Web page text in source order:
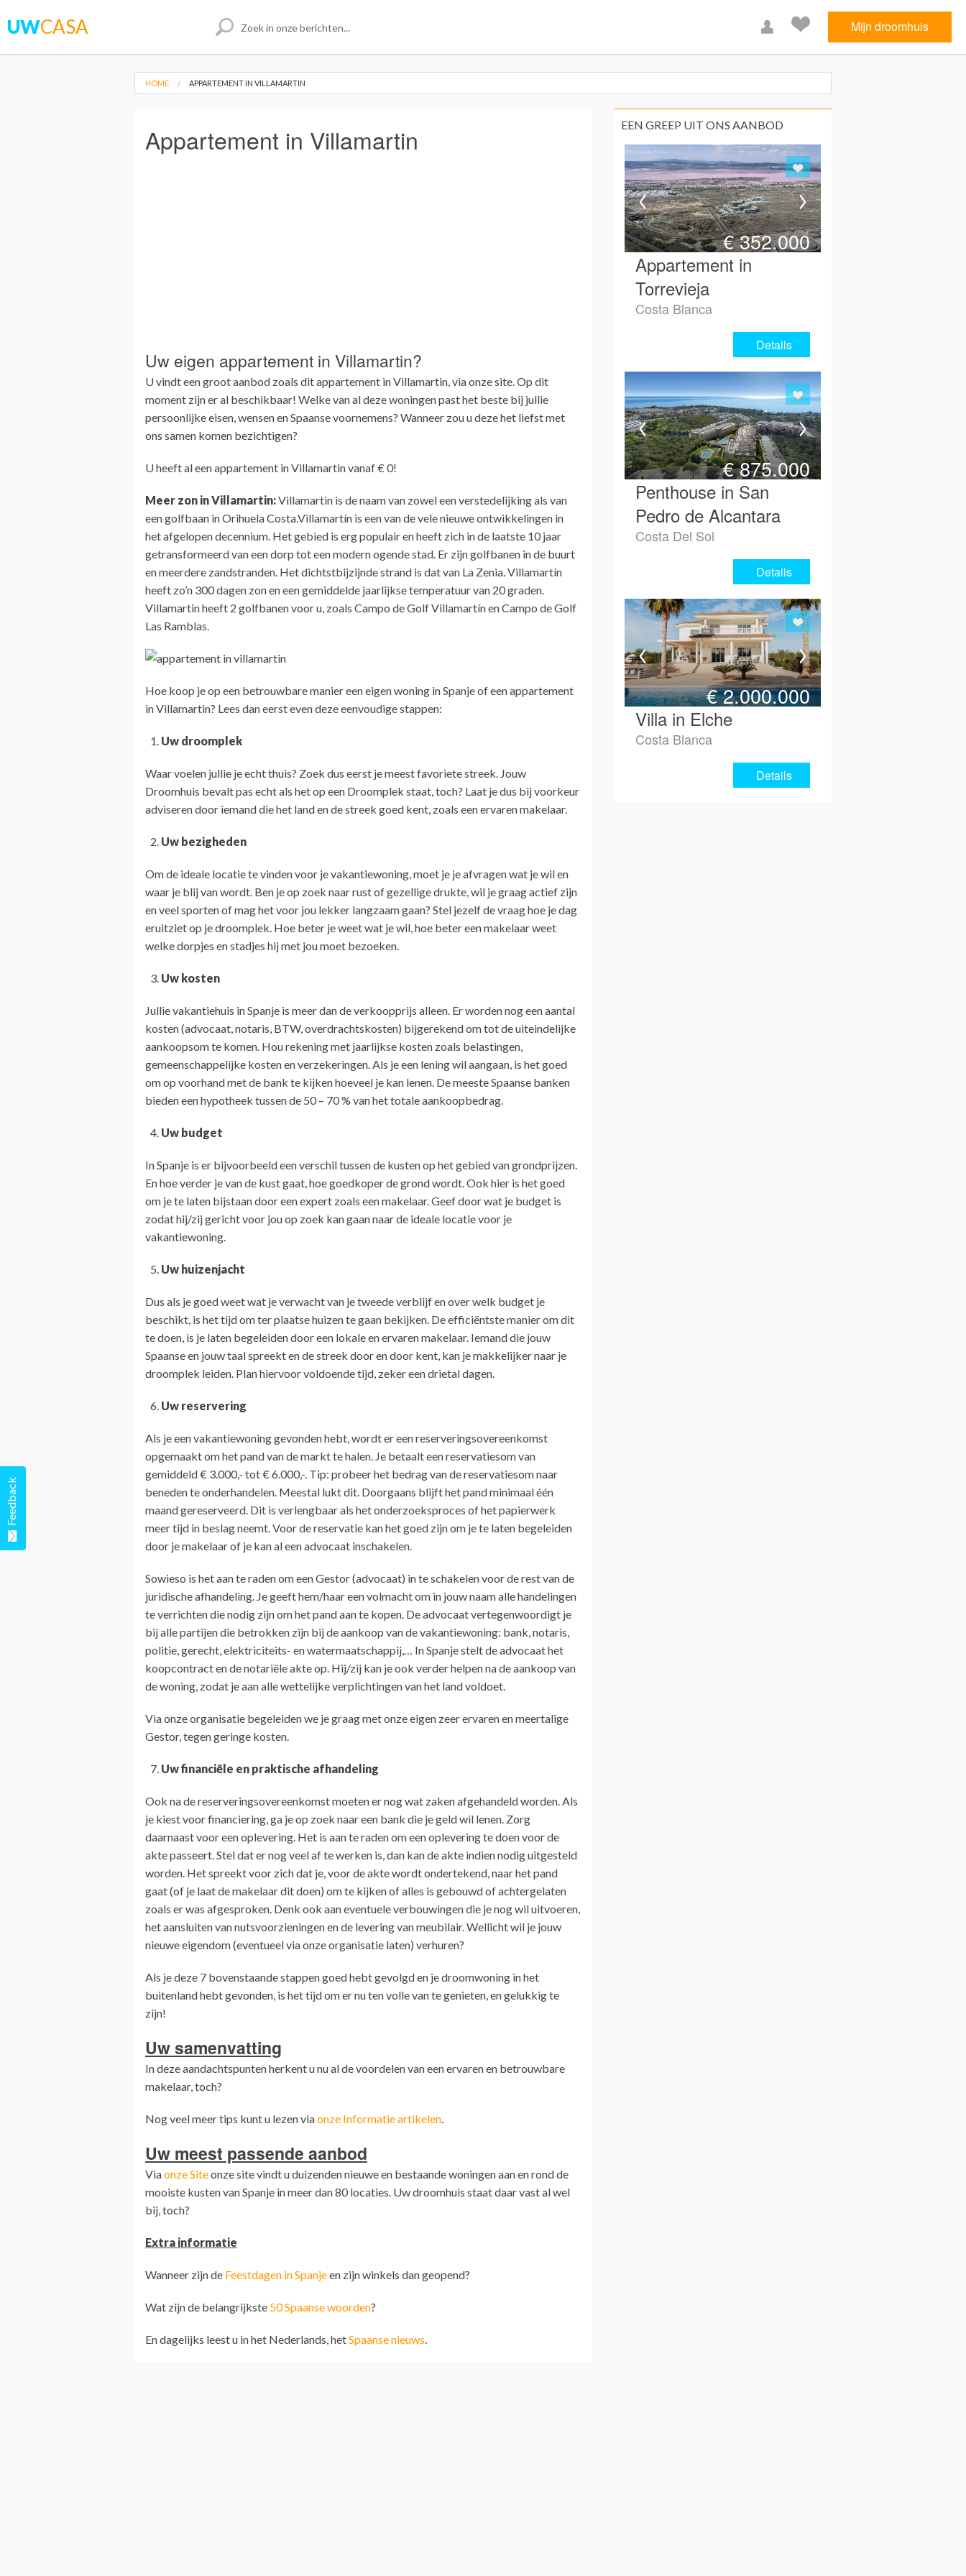
UWCASA Mijn droomhuis
HOME APPARTEMENT IN VILLAMARTIN
Appartement in Villamartin
Uw eigen appartement in Villamartin?
U vindt een groot aanbod zoals dit appartement in Villamartin, via onze site. Op dit
moment zijn er al beschikbaar! Welke van al deze woningen past het beste bij jullie
persoonlijke eisen, wensen en Spaanse voornemens? Wanneer zou u deze het liefst met
ons samen komen bezichtigen?
U heeft al een appartement in Villamartin vanaf € 0!
Meer zon in Villamartin:Villamartin is de naam van zowel een verstedelijking als van
een golfbaan in Orihuela Costa.Villamartín is een van de vele nieuwe ontwikkelingen in
het afgelopen decennium. Het gebied is erg populair en heeft zich in de laatste 10 jaar
getransformeerd van een dorp tot een modern ogende stad. Er zijn golfbanen in de buurt
en meerdere zandstranden. Het dichtstbijzijnde strand is dat van La Zenia. Villamartín
heeft zo’n 300 dagen zon en een gemiddelde jaarlijkse temperatuur van 20 graden.
Villamartin heeft 2 golfbanen voor u, zoals Campo de Golf Villamartín en Campo de Golf
Las Ramblas.
Hoe koop je op een betrouwbare manier een eigen woning in Spanje of een appartement
in Villamartin? Lees dan eerst even deze eenvoudige stappen:
Uw droomplek
Waar voelen jullie je echt thuis? Zoek dus eerst je meest favoriete streek. Jouw
Droomhuis bevalt pas echt als het op een Droomplek staat, toch? Laat je dus bij voorkeur
adviseren door iemand die het land en de streek goed kent, zoals een ervaren makelaar.
Uw bezigheden
Om de ideale locatie te vinden voor je vakantiewoning, moet je je afvragen wat je wil en
waar je blij van wordt. Ben je op zoek naar rust of gezellige drukte, wil je graag actief zijn
en veel sporten of mag het voor jou lekker langzaam gaan? Stel jezelf de vraag hoe je dag
eruitziet op je droomplek. Hoe beter je weet wat je wil, hoe beter een makelaar weet
welke dorpjes en stadjes hij met jou moet bezoeken.
Uw kosten
Jullie vakantiehuis in Spanje is meer dan de verkoopprijs alleen. Er worden nog een aantal
kosten (advocaat, notaris, BTW, overdrachtskosten) bijgerekend om tot de uiteindelijke
aankoopsom te komen. Hou rekening met jaarlijkse kosten zoals belastingen,
gemeenschappelijke kosten en verzekeringen. Als je een lening wil aangaan, is het goed
om op voorhand met de bank te kijken hoeveel je kan lenen. De meeste Spaanse banken
bieden een hypotheek tussen de 50 – 70 % van het totale aankoopbedrag.
Uw budget
In Spanje is er bijvoorbeeld een verschil tussen de kusten op het gebied van grondprijzen.
En hoe verder je van de kust gaat, hoe goedkoper de grond wordt. Ook hier is het goed
om je te laten bijstaan door een expert zoals een makelaar. Geef door wat je budget is
zodat hij/zij gericht voor jou op zoek kan gaan naar de ideale locatie voor je
vakantiewoning.
Uw huizenjacht
Dus als je goed weet wat je verwacht van je tweede verblijf en over welk budget je
beschikt, is het tijd om ter plaatse huizen te gaan bekijken. De efficiëntste manier om dit
te doen, is je laten begeleiden door een lokale en ervaren makelaar. Iemand die jouw
Spaanse en jouw taal spreekt en de streek door en door kent, kan je makkelijker naar je
droomplek leiden. Plan hiervoor voldoende tijd, zeker een drietal dagen.
Uw reservering
Als je een vakantiewoning gevonden hebt, wordt er een reserveringsovereenkomst
opgemaakt om het pand van de markt te halen. Je betaalt een reservatiesom van
gemiddeld € 3.000,- tot € 6.000,-. Tip: probeer het bedrag van de reservatiesom naar
beneden te onderhandelen. Meestal lukt dit. Doorgaans blijft het pand minimaal één
maand gereserveerd. Dit is verlengbaar als het onderzoeksproces of het papierwerk
meer tijd in beslag neemt. Voor de reservatie kan het goed zijn om je te laten begeleiden
door je makelaar of je kan al een advocaat inschakelen.
Sowieso is het aan te raden om een Gestor (advocaat) in te schakelen voor de rest van de
juridische afhandeling. Je geeft hem/haar een volmacht om in jouw naam alle handelingen
te verrichten die nodig zijn om het pand aan te kopen. De advocaat vertegenwoordigt je
bij alle partijen die betrokken zijn bij de aankoop van de vakantiewoning: bank, notaris,
politie, gerecht, elektriciteits- en watermaatschappij,… In Spanje stelt de advocaat het
koopcontract en de notariële akte op. Hij/zij kan je ook verder helpen na de aankoop van
de woning, zodat je aan alle wettelijke verplichtingen van het land voldoet.
Via onze organisatie begeleiden we je graag met onze eigen zeer ervaren en meertalige
Gestor, tegen geringe kosten.
Uw financiële en praktische afhandeling
Ook na de reserveringsovereenkomst moeten er nog wat zaken afgehandeld worden. Als
je kiest voor financiering, ga je op zoek naar een bank die je geld wil lenen. Zorg
daarnaast voor een oplevering. Het is aan te raden om een oplevering te doen voor de
akte passeert. Stel dat er nog veel af te werken is, dan kan de akte indien nodig uitgesteld
worden. Het spreekt voor zich dat je, voor de akte wordt ondertekend, naar het pand
gaat (of je laat de makelaar dit doen) om te kijken of alles is gebouwd of achtergelaten
zoals er was afgesproken. Denk ook aan eventuele verbouwingen die je nog wil uitvoeren,
het aansluiten van nutsvoorzieningen en de levering van meubilair. Wellicht wil je jouw
nieuwe eigendom (eventueel via onze organisatie laten) verhuren?
Als je deze 7 bovenstaande stappen goed hebt gevolgd en je droomwoning in het
buitenland hebt gevonden, is het tijd om er nu ten volle van te genieten, en gelukkig te
zijn!
Uw samenvatting
In deze aandachtspunten herkent u nu al de voordelen van een ervaren en betrouwbare
makelaar, toch?
Nog veel meer tips kunt u lezen viaonze Informatie artikelen.
Uw meest passende aanbod
Viaonze Siteonze site vindt u duizenden nieuwe en bestaande woningen aan en rond de
mooiste kusten van Spanje in meer dan 80 locaties. Uw droomhuis staat daar vast al wel
bij, toch?
Extra informatie
Wanneer zijn de Feestdagen in Spanjeen zijn winkels dan geopend?
Wat zijn de belangrijkste 50 Spaanse woorden?
En dagelijks leest u in het Nederlands, hetSpaanse nieuws.
EEN GREEP UIT ONS AANBOD
€ 352.000
Appartement in
Torrevieja
Costa Blanca
Details
€ 875.000
Penthouse in San
Pedro de Alcantara
Costa Del Sol
Details
€ 2.000.000
Villa in Elche
Costa Blanca
Details
Feedback